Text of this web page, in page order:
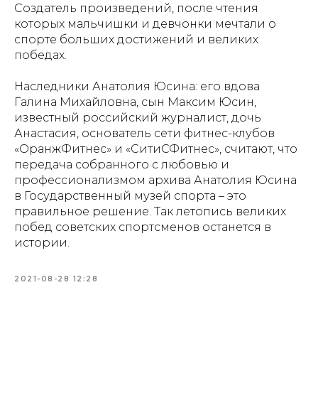
Создатель произведений, после чтения
которых мальчишки и девчонки мечтали о
спорте больших достижений и великих
победах.
Наследники Анатолия Юсина: его вдова
Галина Михайловна, сын Максим Юсин,
известный российский журналист, дочь
Анастасия, основатель сети фитнес-клубов
«ОранжФитнес» и «СитиСФитнес», считают, что
передача собранного с любовью и
профессионализмом архива Анатолия Юсина
в Государственный музей спорта – это
правильное решение. Так летопись великих
побед советских спортсменов останется в
истории.
2021-08-28 12:28